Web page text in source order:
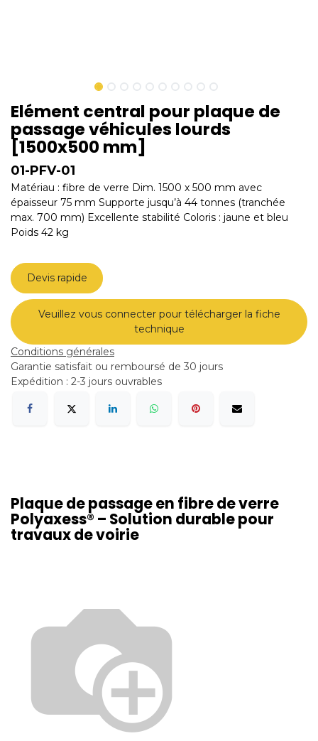
Elément central pour plaque de
passage véhicules lourds
[1500x500 mm]
01-PFV-01
Matériau : fibre de verre Dim. 1500 x 500 mm avec
épaisseur 75 mm Supporte jusqu’à 44 tonnes (tranchée
max. 700 mm) Excellente stabilité Coloris : jaune et bleu
Poids 42 kg
Devis rapide
Veuillez vous connecter pour télécharger la fiche
technique
Conditions générales
Garantie satisfait ou remboursé de 30 jours
Expédition : 2-3 jours ouvrables
Plaque de passage en fibre de verre
Polyaxess® – Solution durable pour
travaux de voirie